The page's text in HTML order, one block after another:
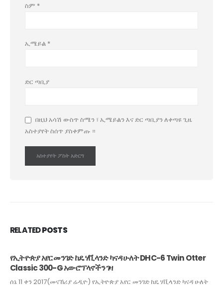
ስም *
ኢሜይል *
ድር ጣቢያ
በዚህ አሳሽ ውስጥ ስሜን ፣ ኢሜይልን እና ድር ጣቢያን ለቀጣዩ ጊዜ
አስተያየት ስሰጥ ያስቀምጡ ።
RELATEDPOSTS
የኢትዮጵያ አየር መንገድ ከዴ ሃቪላንድ ካናዳ ሁለት DHC-6 Twin Otter
Classic 300-G አውሮፕላኖችን ገዛ
ሰኔ 11 ቀን 2017(መናኸሪያ ሬዲዮ) የኢትዮጵያ አየር መንገድ ከዴ ሃቪላንድ ካናዳ ሁለት